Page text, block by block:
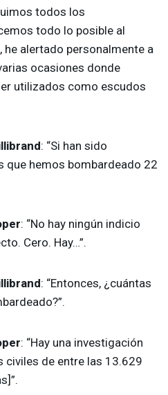
todos los
todo lo posible al
he alertado personalmente a
ocasiones donde
utilizados como escudos
: “Si han sido
que hemos bombardeado 22
: “No hay ningún indicio
Cero. Hay…”.
: “Entonces, ¿cuántas
: “Hay una investigación
civiles de entre las 13.629